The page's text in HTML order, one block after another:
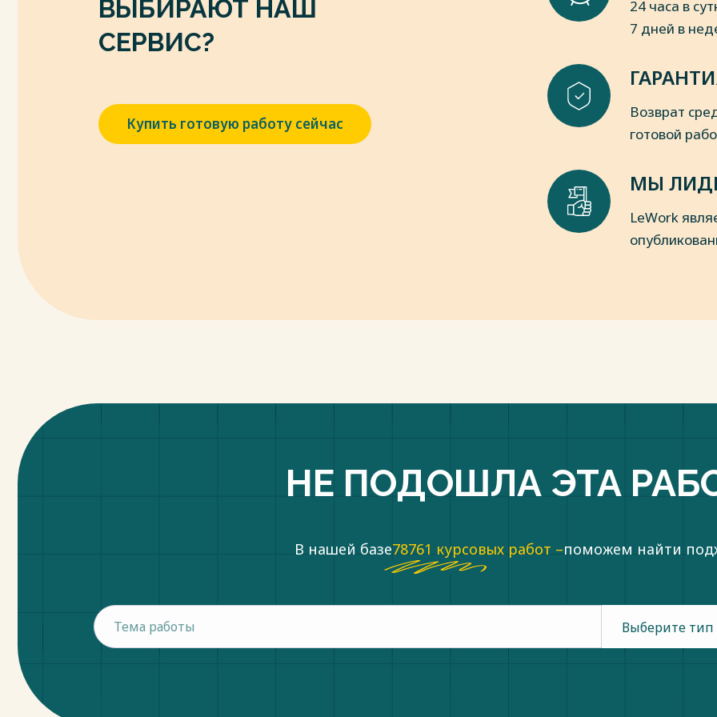
Весь текст будет доступен
ВЫБИРАЮТ НАШ
СЕРВИС?
Купить готовую работу сейчас
24 часа в
7 дней в
Возврат
готовой
МЫ
LeWork
НЕ ПОДОШЛА ЭТА
В нашей базе78761 курсовых работ –поможем найти
Выберите тип